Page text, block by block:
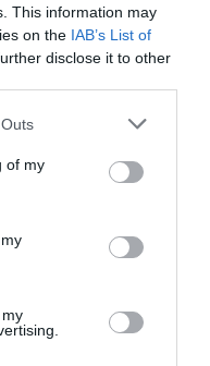
This information may
on the IAB’s List of
disclose it to other
one or more Google
You may click to
its third-party tags to
in below Google
of my
egy meghatározott
a
a konyhában
lekapcsol, a
vált, a